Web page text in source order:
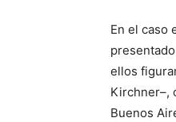
En el caso
presentado
ellos
Kirchner–,
Buenos